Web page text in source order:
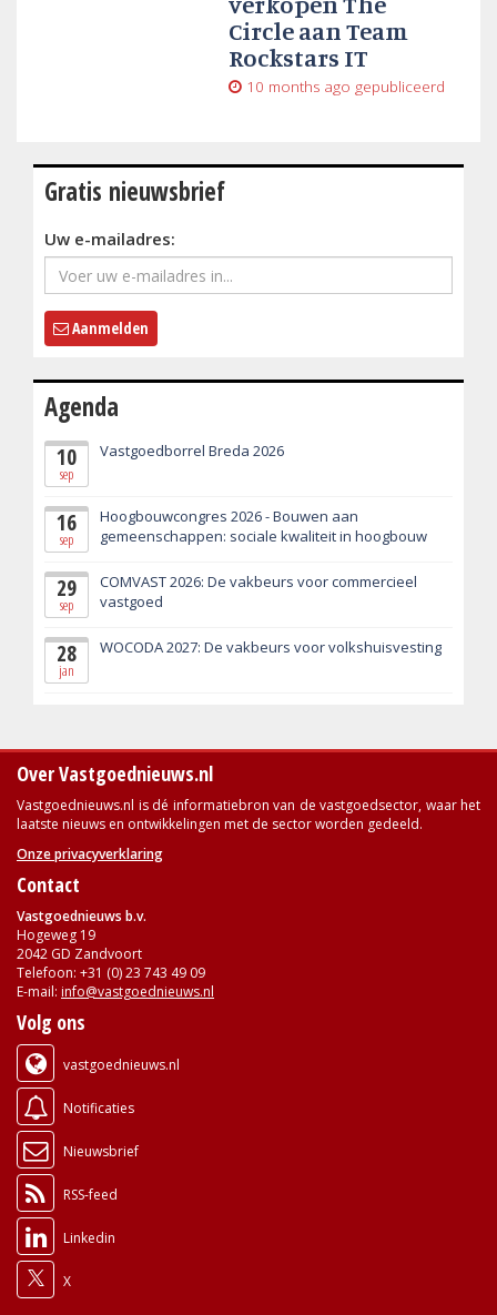
Circle aan Team
Rockstars IT
10 months ago gepubliceerd
Gratis nieuwsbrief
Uw e-mailadres:
Aanmelden
Agenda
10
sep
Vastgoedborrel Breda 2026
16
sep
Hoogbouwcongres 2026 - Bouwen aan
gemeenschappen: sociale kwaliteit in hoogbouw
29
sep
COMVAST 2026: De vakbeurs voor commercieel
vastgoed
28
jan
WOCODA 2027: De vakbeurs voor volkshuisvesting
Over Vastgoednieuws.nl
Vastgoednieuws.nl is dé informatiebron van de vastgoedsector, waar het
laatste nieuws en ontwikkelingen met de sector worden gedeeld.
Onze privacyverklaring
Contact
Vastgoednieuws b.v.
Hogeweg 19
2042 GD Zandvoort
Telefoon: +31 (0) 23 743 49 09
E-mail: info@vastgoednieuws.nl
Volg ons
vastgoednieuws.nl
Notificaties
Nieuwsbrief
RSS-feed
Linkedin
X